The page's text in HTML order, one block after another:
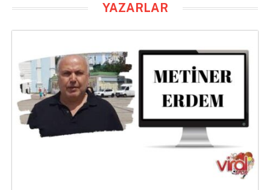
YAZARLAR